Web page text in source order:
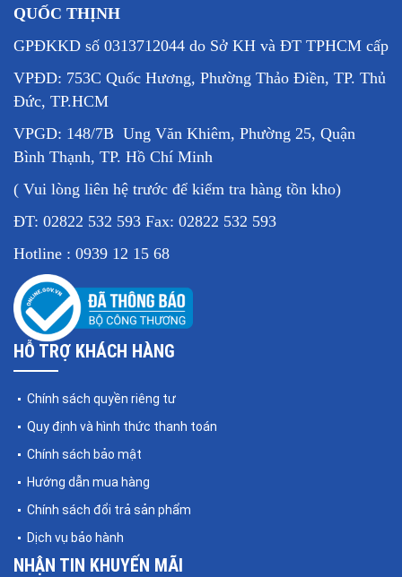
Pin sạc
mm, sử dụng trong 80 giờ cho 1 lần sạc
Nhiệt độ
hoạt động
80%
Kích thước
đĩa cân
(335 x 220) mm
Kích thước
cân
Kích thước
hộp
Trọng
lượng cân
lượng vận
chuyển
Nguồn
QUỐC THỊNH
GPĐKKD số 0313712044 do Sở KH và ĐT TPHCM cấp
VPĐD: 753C Quốc Hương, Phường Thảo Điền, TP. Thủ
Đức, TP.HCM
VPGD: 148/7B Ung Văn Khiêm, Phường 25, Quận
Bình Thạnh, TP. Hồ Chí Minh
( Vui lòng liên hệ trước để kiểm tra hàng tồn kho)
ĐT: 02822 532 593 Fax: 02822 532 593
Hotline : 0939 12 15 68
HỖ TRỢ KHÁCH HÀNG
Chính sách quyền riêng tư
Quy định và hình thức thanh toán
Chính sách bảo mật
Hướng dẫn mua hàng
Chính sách đổi trả sản phẩm
Dịch vụ bảo hành
NHẬN TIN KHUYẾN MÃI